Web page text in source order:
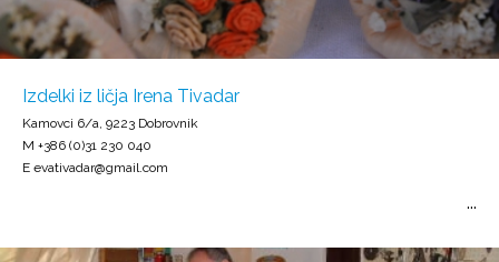
Izdelki iz ličja Irena Tivadar
Kamovci 6/a, 9223 Dobrovnik
M +386 (0)31 230 040
E evativadar@gmail.com